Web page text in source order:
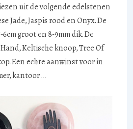
uit de volgende edelstenen
Jade, Jaspis rood en Onyx. De
groot en 8-9mm dik. De
Keltische knoop, Tree Of
Een echte aanwinst voor in
kantoor …